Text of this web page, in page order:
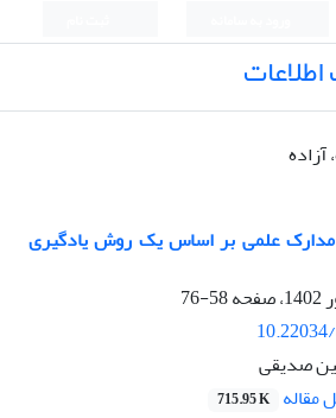
آزاده
علمی بر اساس یک روش یادگیری
58-76
صدیقی
مقاله 715.95 K